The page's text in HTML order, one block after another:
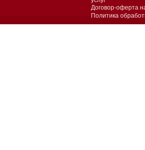
Договор-оферта
Политика